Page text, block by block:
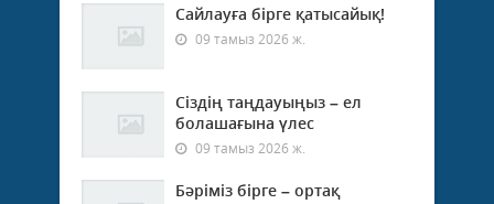
Сайлауға бірге қатысайық!
09 тамыз 2026 ж.
Сіздің таңдауыңыз – ел
болашағына үлес
09 тамыз 2026 ж.
Бәріміз бірге – ортақ